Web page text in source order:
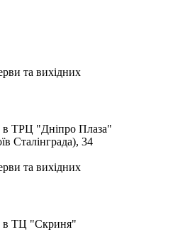
та вихідних
в ТРЦ "Дніпро Плаза"
Сталінграда), 34
та вихідних
в ТЦ "Скриня"